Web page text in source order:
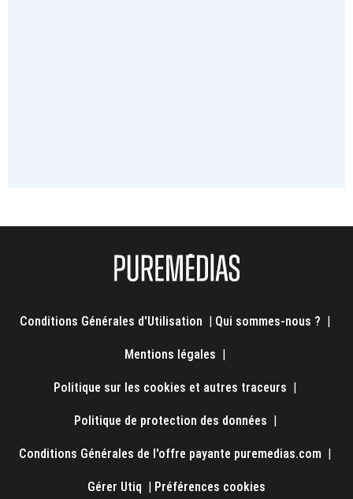
Conditions Générales d'Utilisation | Qui sommes-nous ? |
Mentions légales |
Politique sur les cookies et autres traceurs |
Politique de protection des données |
Conditions Générales de l'offre payante puremedias.com |
Gérer Utiq | Préférences cookies